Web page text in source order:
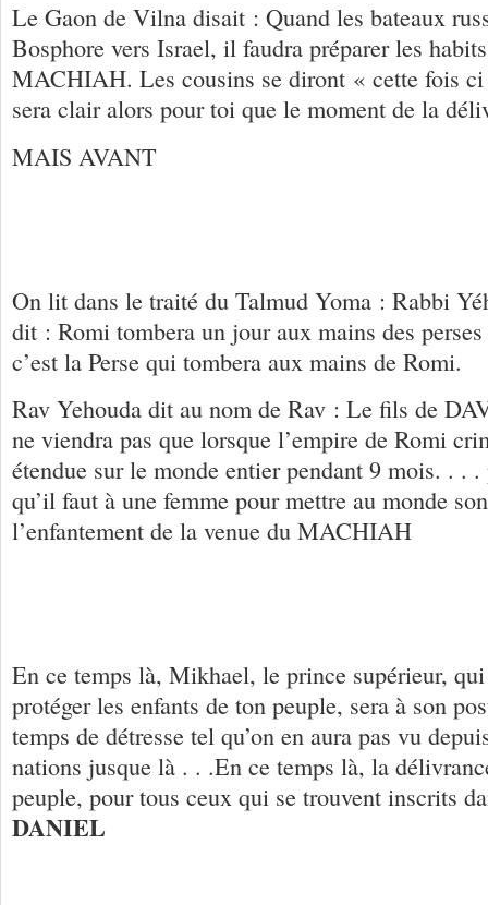
Le Gaon de Vilna disait : Quand les bateaux
Bosphore vers Israel, il faudra préparer les
MACHIAH. Les cousins se diront « cette fois
sera clair alors pour toi que le moment de la
MAIS AVANT
On lit dans le traité du Talmud Yoma : Rabbi
dit : Romi tombera un jour aux mains des
c’est la Perse qui tombera aux mains de Romi.
Rav Yehouda dit au nom de Rav : Le fils de
ne viendra pas que lorsque l’empire de Romi
étendue sur le monde entier pendant 9 mois. . .
qu’il faut à une femme pour mettre au monde
l’enfantement de la venue du MACHIAH
En ce temps là, Mikhael, le prince supérieur,
protéger les enfants de ton peuple, sera à son
temps de détresse tel qu’on en aura pas vu
nations jusque là . . .En ce temps là, la
peuple, pour tous ceux qui se trouvent inscrits
DANIEL